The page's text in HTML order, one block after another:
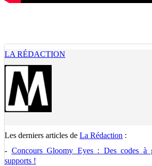
LA RÉDACTION
Les derniers articles de La Rédaction :
- Concours Gloomy Eyes : Des codes à
supports !